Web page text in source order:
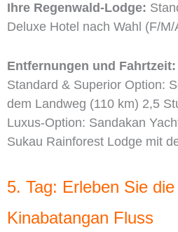
Ihre Regenwald-Lodge:
Deluxe Hotel nach Wahl (F/M/
Entfernungen und Fahrtzeit:
Standard & Superior Option:
dem Landweg (110 km) 2,5
Luxus-Option: Sandakan
Sukau Rainforest Lodge mit
5. Tag: Erleben Sie
Kinabatangan Fluss